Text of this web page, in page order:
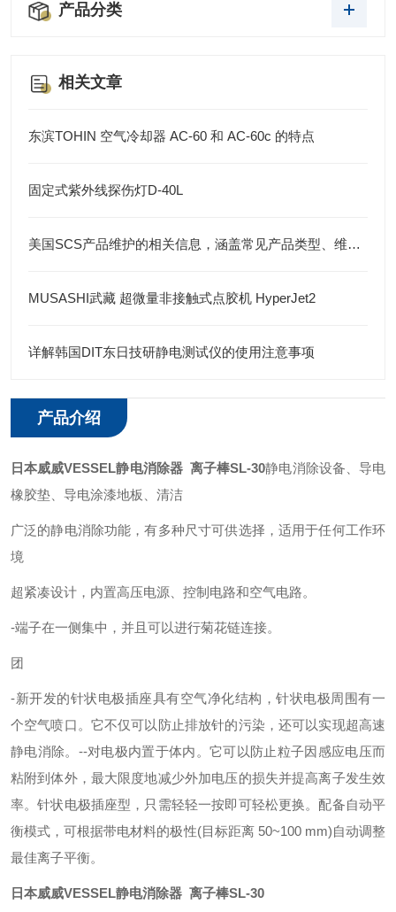
产品分类
相关文章
东滨TOHIN 空气冷却器 AC-60 和 AC-60c 的特点
固定式紫外线探伤灯D-40L
美国SCS产品维护的相关信息，涵盖常见产品类型、维护要点
MUSASHI武藏 超微量非接触式点胶机 HyperJet2
详解韩国DIT东日技研静电测试仪的使用注意事项
产品介绍
日本威威VESSEL静电消除器 离子棒SL-30静电消除设备、导电
橡胶垫、导电涂漆地板、清洁
广泛的静电消除功能，有多种尺寸可供选择，适用于任何工作环
境
超紧凑设计，内置高压电源、控制电路和空气电路。
-端子在一侧集中，并且可以进行菊花链连接。
团
-新开发的针状电极插座具有空气净化结构，针状电极周围有一
个空气喷口。它不仅可以防止排放针的污染，还可以实现超高速
静电消除。--对电极内置于体内。它可以防止粒子因感应电压而
粘附到体外，最大限度地减少外加电压的损失并提高离子发生效
率。针状电极插座型，只需轻轻一按即可轻松更换。配备自动平
衡模式，可根据带电材料的极性(目标距离 50~100 mm)自动调整
最佳离子平衡。
日本威威VESSEL静电消除器 离子棒SL-30